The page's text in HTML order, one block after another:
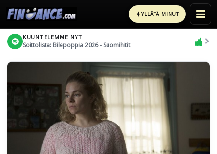
✦YLLÄTÄ MINUT
KUUNTELEMME NYT
Soittolista: Bilepoppia 2026 - Suomihitit